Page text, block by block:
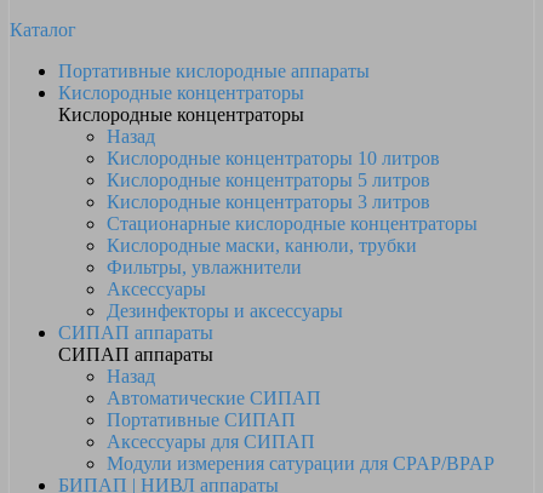
Каталог
Портативные кислородные аппараты
Кислородные концентраторы
Кислородные концентраторы
Назад
Кислородные концентраторы 10 литров
Кислородные концентраторы 5 литров
Кислородные концентраторы 3 литров
Стационарные кислородные концентраторы
Кислородные маски, канюли, трубки
Фильтры, увлажнители
Аксессуары
Дезинфекторы и аксессуары
СИПАП аппараты
СИПАП аппараты
Назад
Автоматические СИПАП
Портативные СИПАП
Аксессуары для СИПАП
Модули измерения сатурации для CPAP/BPAP
БИПАП | НИВЛ аппараты